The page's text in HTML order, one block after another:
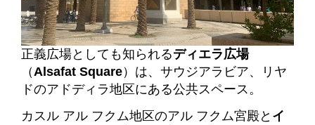
正義広場としても知られるディエラ広場
（ Alsafat Square）は、サウジアラビア、リヤ
ドのアドディラ地区にある公共スペース。
カスル アル フクム地区のアル フクム宮殿と イ